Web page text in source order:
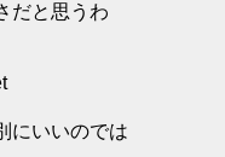
だと思うわ
にいいのでは